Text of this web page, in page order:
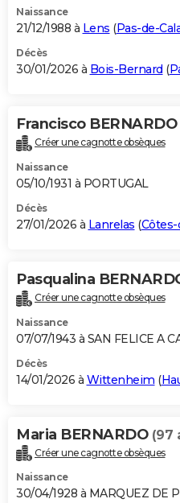
Dictionnaire
Biographies
Citations
Expressions
Proverbes
PROGRAMME TV
S'inscrire
Se connecter
Lycées
Collèges
Primaires
Universités
Entreprises
Service militaire
Avis de recherche
AVIS DE DÉCÈS
Bricolage
Lifestyle
Culture
Sport
Auto
Television
Voyage
Cinema
Naissance
21/12/1988 à Lens (Pas-de-
Décès
30/01/2026 à Bois-Bernard (
Francisco BERNARDO
Créer une cagnotte obsèques
Naissance
05/10/1931 à PORTUGAL
Décès
27/01/2026 à Lanrelas (
Pasqualina
Créer une cagnotte obsèques
Naissance
07/07/1943 à SAN FELICE A
Décès
14/01/2026 à Wittenheim (
Maria BERNARDO (97
Créer une cagnotte obsèques
Naissance
30/04/1928 à MARQUEZ DE